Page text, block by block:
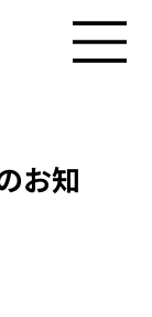
お知